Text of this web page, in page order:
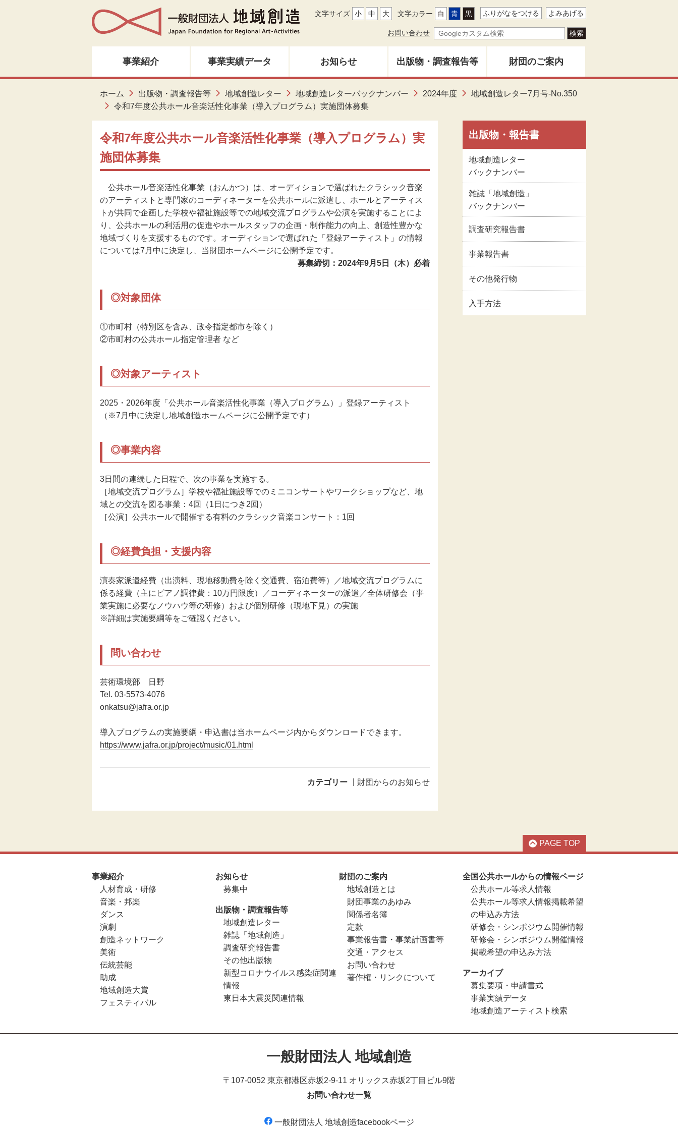
文字サイズ 小 中 大 文字カラー 白 青 黒 ふりがなをつける よみあげる
お問い合わせ
事業紹介
人材育成・研修
ダンス
演劇
創造ネットワーク
美術
伝統芸能
フェスティバル
地域創造大賞
事業実績データ お知らせ
募集中
出版物・調査報告等
地域創造レター
雑誌「地域創造」
調査研究報告書
その他出版物
新型コロナウイルス
感染症関連情報
東日本大震災関連情
財団のご案内
地域創造とは
財団事業のあゆみ
関係者名簿
事業報告書・事業計
画書等
ホーム 出版物・調査報告等 地域創造レター 地域創造レターバックナンバー 2024年度
地域創造レター7月号-No.350
令和7年度公共ホール音楽活性化事業（導入プログラム）実施団体募集
令和7年度公共ホール音楽活性化事業（導入プログラム）実
施団体募集
公共ホール音楽活性化事業（おんかつ）は、オーディションで選ばれたクラシック音楽
のアーティストと専門家のコーディネーターを公共ホールに派遣し、ホールとアーティス
トが共同で企画した学校や福祉施設等での地域交流プログラムや公演を実施することによ
り、公共ホールの利活用の促進やホールスタッフの企画・制作能力の向上、創造性豊かな
地域づくりを支援するものです。オーディションで選ばれた「登録アーティスト」の情報
については7月中に決定し、当財団ホームページに公開予定です。
募集締切：2024年9月5日（木）必着
◎対象団体
①市町村（特別区を含み、政令指定都市を除く）
②市町村の公共ホール指定管理者 など
◎対象アーティスト
2025・2026年度「公共ホール音楽活性化事業（導入プログラム）」登録アーティスト
（※7月中に決定し地域創造ホームページに公開予定です）
◎事業内容
3日間の連続した日程で、次の事業を実施する。
［地域交流プログラム］学校や福祉施設等でのミニコンサートやワークショップなど、地
域との交流を図る事業：4回（1日につき2回）
［公演］公共ホールで開催する有料のクラシック音楽コンサート：1回
◎経費負担・支援内容
演奏家派遣経費（出演料、現地移動費を除く交通費、宿泊費等）／地域交流プログラムに
係る経費（主にピアノ調律費：10万円限度）／コーディネーターの派遣／全体研修会（事
業実施に必要なノウハウ等の研修）および個別研修（現地下見）の実施
※詳細は実施要綱等をご確認ください。
問い合わせ
芸術環境部 日野
Tel. 03-5573-4076
onkatsu@jafra.or.jp
導入プログラムの実施要綱・申込書は当ホームページ内からダウンロードできます。
https://www.jafra.or.jp/project/music/01.html
カテゴリー 財団からのお知らせ
出版物・報告書
地域創造レター
バックナンバー
雑誌「地域創造」
バックナンバー
調査研究報告書
事業報告書
その他発行物
入手方法
PAGE TOP
事業紹介
人材育成・研修
音楽・邦楽
ダンス
演劇
創造ネットワーク
美術
伝統芸能
助成
地域創造大賞
フェスティバル
お知らせ
募集中
出版物・調査報告等
地域創造レター
雑誌「地域創造」
調査研究報告書
その他出版物
新型コロナウイルス感染症関連
情報
東日本大震災関連情報
財団のご案内
地域創造とは
財団事業のあゆみ
関係者名簿
定款
事業報告書・事業計画書等
交通・アクセス
お問い合わせ
著作権・リンクについて
全国公共ホールからの情報ページ
公共ホール等求人情報
公共ホール等求人情報掲載希望
の申込み方法
研修会・シンポジウム開催情報
研修会・シンポジウム開催情報
掲載希望の申込み方法
アーカイブ
募集要項・申請書式
事業実績データ
地域創造アーティスト検索
一般財団法人 地域創造
〒107-0052 東京都港区赤坂2-9-11 オリックス赤坂2丁目ビル9階
お問い合わせ一覧
一般財団法人 地域創造facebookページ